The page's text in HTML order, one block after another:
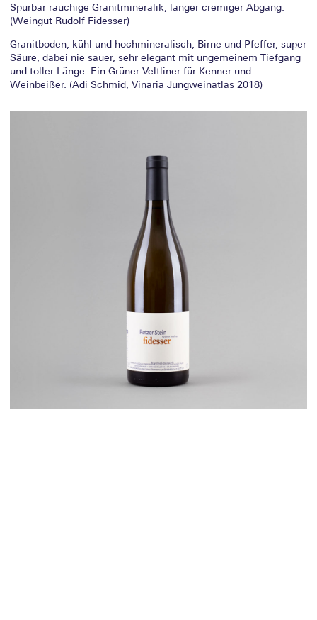
Spürbar rauchige Granitmineralik; langer cremiger Abgang.
(Weingut Rudolf Fidesser)
Granitboden, kühl und hochmineralisch, Birne und Pfeffer, super
Säure, dabei nie sauer, sehr elegant mit ungemeinem Tiefgang
und toller Länge. Ein Grüner Veltliner für Kenner und
Weinbeißer. (Adi Schmid, Vinaria Jungweinatlas 2018)